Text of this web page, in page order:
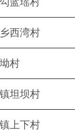
西湾村
村
坦坝村
上下村